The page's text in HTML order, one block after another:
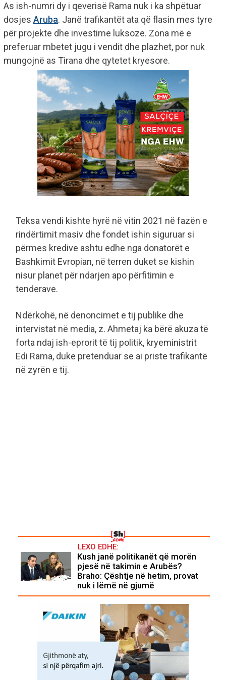
As ish-numri dy i qeverisë Rama nuk i ka shpëtuar
dosjes Aruba. Janë trafikantët ata që flasin mes tyre
për projekte dhe investime luksoze. Zona më e
preferuar mbetet jugu i vendit dhe plazhet, por nuk
mungojnë as Tirana dhe qytetet kryesore.
Teksa vendi kishte hyrë në vitin 2021 në fazën e
rindërtimit masiv dhe fondet ishin siguruar si
përmes kredive ashtu edhe nga donatorët e
Bashkimit Evropian, në terren duket se kishin
nisur planet për ndarjen apo përfitimin e
tenderave.
Ndërkohë, në denoncimet e tij publike dhe
intervistat në media, z. Ahmetaj ka bërë akuza të
forta ndaj ish-eprorit të tij politik, kryeministrit
Edi Rama, duke pretenduar se ai priste trafikantë
në zyrën e tij.
LEXO EDHE:
Kush janë politikanët që morën
pjesë në takimin e Arubës?
Braho: Çështje në hetim, provat
nuk i lëmë në gjumë